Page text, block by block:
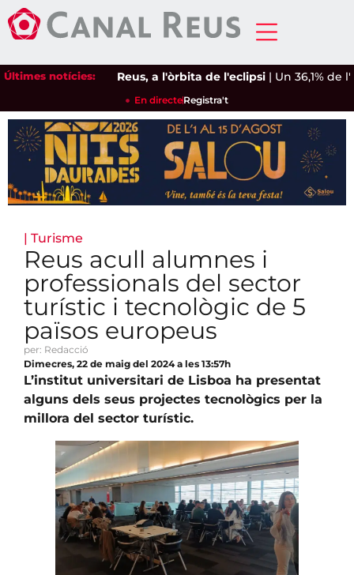
Últimes notícies:Reus, a l'òrbita de l'eclipsi|Un 36,1% de
En directeRegistra't
| Turisme
Reus acull alumnes i
professionals del sector
turístic i tecnològic de 5
països europeus
per: Redacció
Dimecres, 22 de maig del 2024 a les 13:57h
L’institut universitari de Lisboa ha presentat
alguns dels seus projectes tecnològics per la
millora del sector turístic.